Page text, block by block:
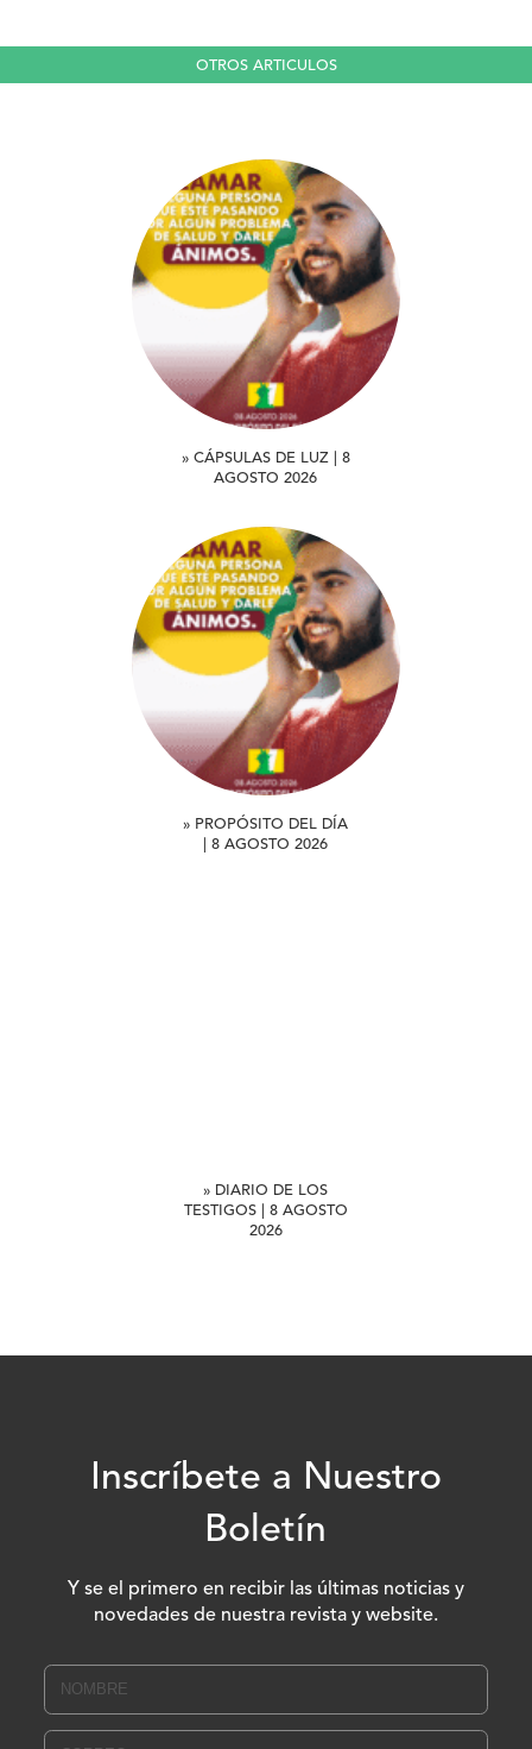
OTROS ARTICULOS
» CÁPSULAS DE LUZ | 8
AGOSTO 2026
» PROPÓSITO DEL DÍA
| 8 AGOSTO 2026
» DIARIO DE LOS
TESTIGOS | 8 AGOSTO
2026
Inscríbete a Nuestro
Boletín
Y se el primero en recibir las últimas noticias y
novedades de nuestra revista y website.